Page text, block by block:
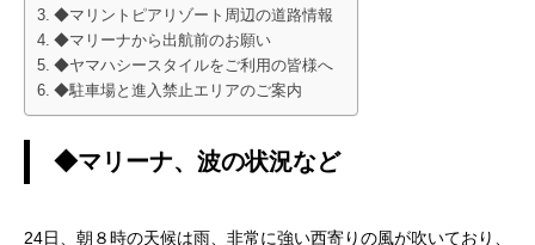
◆マリントピアリゾート周辺の道路情報
◆マリーナから出航前のお願い
◆ヤマハシースタイルをご利用の皆様へ
◆駐車場と進入禁止エリアのご案内
◆マリーナ、波の状況など
24日、朝８時の天候は雨、非常に強い西寄りの風が吹いており、